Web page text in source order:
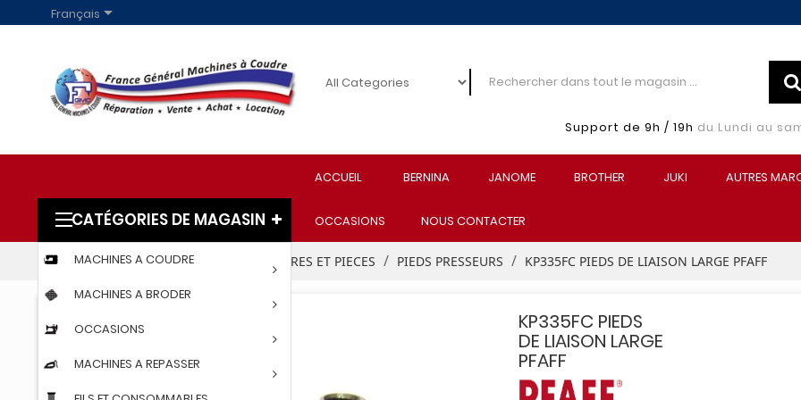
Français
Support de 9h / 19h du Lundi au
ACCUEIL BERNINA JANOME BROTHER JUKI AUTRES
OCCASIONS NOUS CONTACTER
CATÉGORIES DE MAGASIN
MACHINES A COUDRE
MACHINES A BRODER
OCCASIONS
MACHINES A REPASSER
Accueil PROFESSIONNELS ACCESSOIRES ET PIECES PIEDS PRESSEURS KP335FC PIEDS DE LIAISON LARGE PFAFF
KP335FC PIEDS
DE LIAISON LARGE
PFAFF